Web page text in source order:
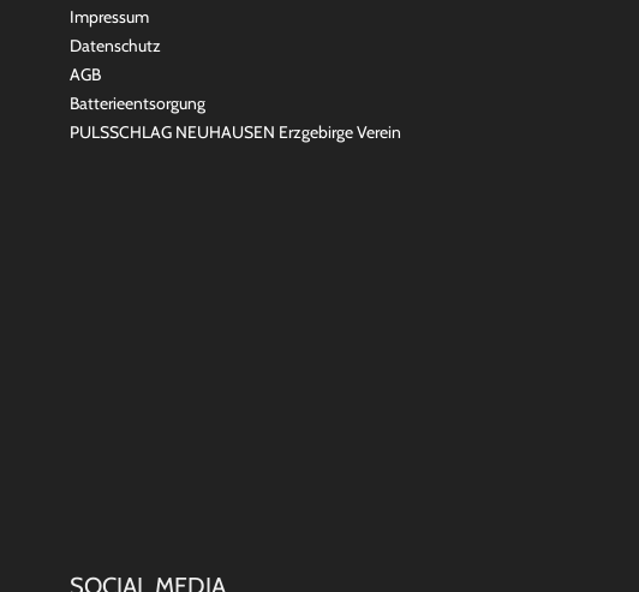
Impressum
Datenschutz
AGB
Batterieentsorgung
PULSSCHLAG NEUHAUSEN Erzgebirge Verein
SOCIAL MEDIA